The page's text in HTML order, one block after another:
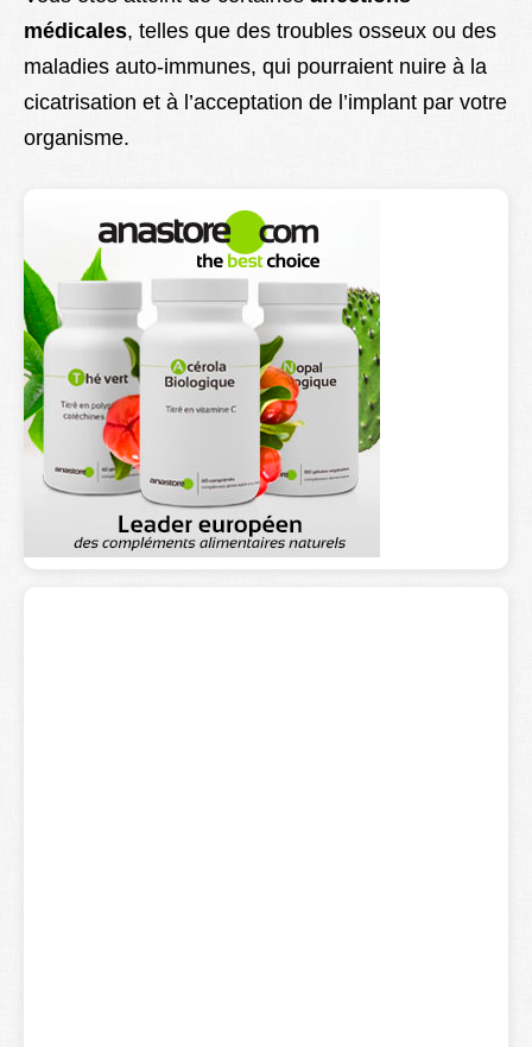
médicales, telles que des troubles osseux ou des
maladies auto-immunes, qui pourraient nuire à la
cicatrisation et à l’acceptation de l’implant par votre
organisme.